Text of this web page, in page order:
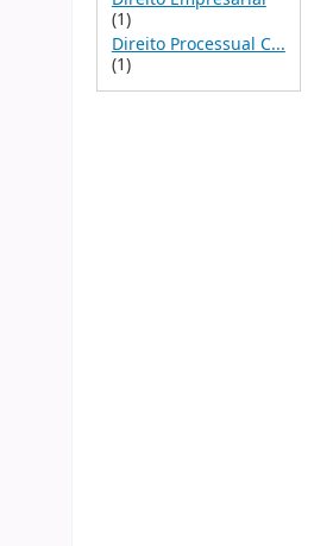
(1)
Direito Processual C...
(1)